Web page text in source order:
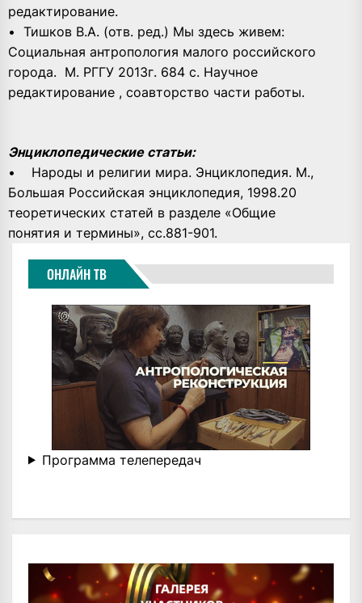
редактирование.
• Тишков В.А. (отв. ред.) Мы здесь живем:
Социальная антропология малого российского
города. М. РГГУ 2013г. 684 с. Научное
редактирование , соавторство части работы.
Энциклопедические статьи:
• Народы и религии мира. Энциклопедия. М.,
Большая Российская энциклопедия, 1998.20
теоретических статей в разделе «Общие
понятия и термины», сс.881-901.
ОНЛАЙН ТВ
Программа телепередач